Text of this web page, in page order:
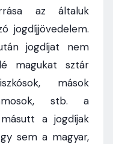
az általuk
jogdíjjövedelem.
jogdíjat nem
magukat sztár
mások
stb. a
a jogdíjak
sem a magyar,